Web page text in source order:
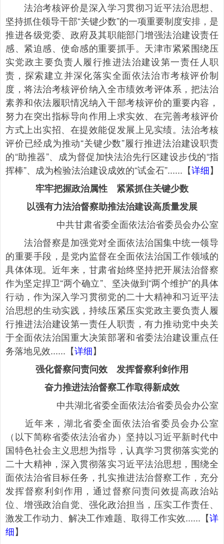
法治考核评价是深入学习贯彻习近平法治思想、
坚持抓住领导干部“关键少数”的一项重要制度安排，是
推进各级党委、政府及其职能部门增强法治建设责任
感、紧迫感、使命感的重要抓手。天津市紧紧围绕压
实党政主要负责人履行推进法治建设第一责任人职
责，探索建立并深化落实全面依法治市考核评价制
度，将法治考核评价纳入全市绩效考评体系，把法治
素养和依法履职情况纳入干部考核评价的重要内容，
努力在突出指标导向作用上求实效、在完善考核评价
方式上出实招、在提效能促发展上见实绩。法治考核
评价已经成为推动“关键少数”履行推进法治建设职责
的“助推器”、成为督促加快法治先行区建设步伐的“指
挥棒”、成为检验法治建设成效的“试金石”......【详细】
牢牢把握政治属性 紧紧抓住关键少数
以强有力法治督察助推法治建设高质量发展
中共甘肃省委全面依法治省委员会办公室
法治督察是加强党对全面依法治国集中统一领导
的重要手段，是党内监督在全面依法治国工作领域的
具体体现。近年来，甘肃省始终坚持把开展法治督察
作为坚定捍卫“两个确立”、坚决做到“两个维护”的具体
行动，作为深入学习贯彻党的二十大精神和习近平法
治思想的生动实践，持续压紧压实党政主要负责人履
行推进法治建设第一责任人职责，有力推动党中央关
于全面依法治国重大决策部署和省委法治建设重点任
务落地见效......【详细】
强化督察问责问效 发挥督察利剑作用
奋力推进法治督察工作取得新成效
中共湖北省委全面依法治省委员会办公室
近年来，湖北省委全面依法治省委员会办公室
（以下简称省委依法治省办）坚持以习近平新时代中
国特色社会主义思想为指导，认真学习贯彻落实党的
二十大精神，深入贯彻落实习近平法治思想，围绕全
面依法治省目标任务，扎实推进法治督察工作，充分
发挥督察利剑作用，通过督察问责问效提高政治站
位、增强政治自觉、强化政治担当，压实工作责任、
激发工作动力、解决工作难题、取得工作实效......【详
细】